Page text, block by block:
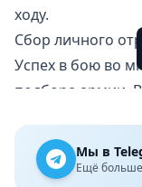
ходу.
Сбор личного
Успех в бою во
подбора армии.
доступны
огромные
Мы в
Ещё больше